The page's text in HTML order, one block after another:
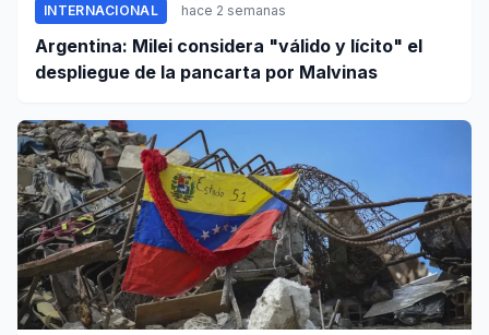
INTERNACIONAL hace 2 semanas
Argentina: Milei considera "válido y lícito" el
despliegue de la pancarta por Malvinas